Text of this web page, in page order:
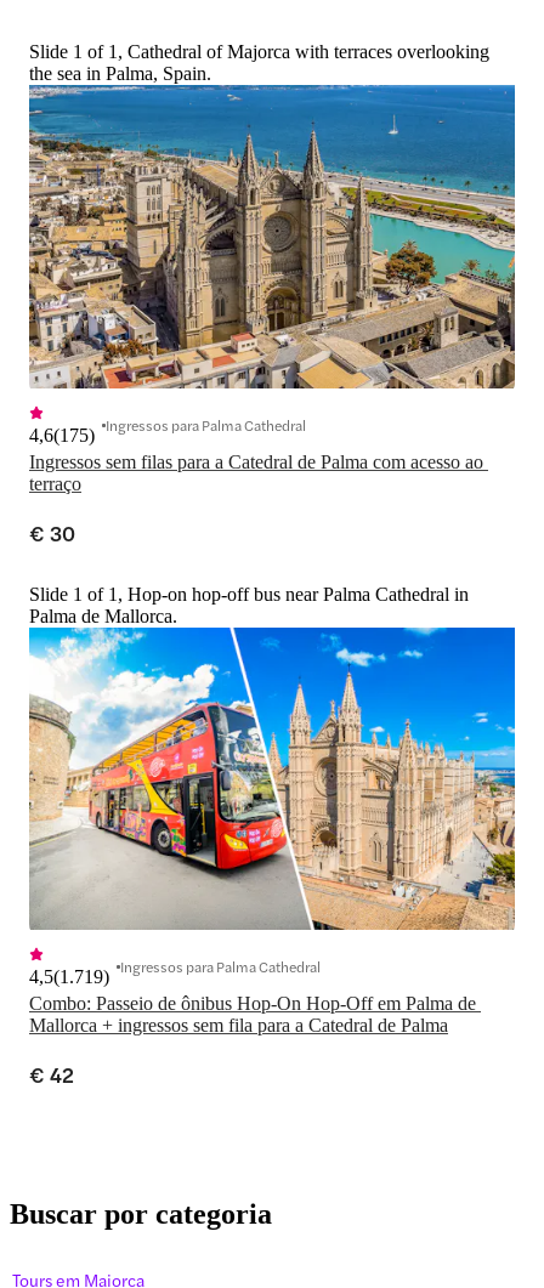
Slide 1 of 1, Cathedral of Majorca with terraces overlooking
the sea in Palma, Spain.
Ingressos sem filas para a Catedral de Palma com acesso ao
terraço
4,6(175) Ingressos para Palma Cathedral
€ 30
Slide 1 of 1, Hop-on hop-off bus near Palma Cathedral in
Palma de Mallorca.
Combo: Passeio de ônibus Hop-On Hop-Off em Palma de
Mallorca + ingressos sem fila para a Catedral de Palma
4,5(1.719) Ingressos para Palma Cathedral
€ 42
Buscar por categoria
Tours em Maiorca